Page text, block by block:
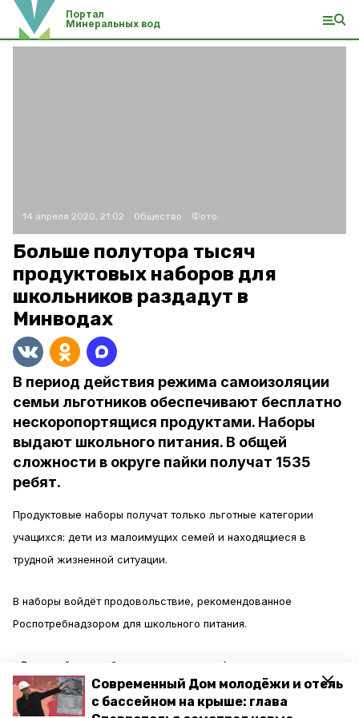
Современный Дом молодёжи и отель
с бассейном на крыше: глава
Портал
Минеральных вод
14 апреля 2020, 21:02 Общество Фото:
Больше полутора тысяч
продуктовых наборов для
школьников раздадут в
Минводах
В период действия режима самоизоляции
семьи льготников обеспечивают бесплатно
нескоропортящися продуктами. Наборы
выдают школьного питания. В общей
сложности в округе пайки получат 1535
ребят.
Продуктовые наборы получат только льготные категории
учащихся: дети из малоимущих семей и находящиеся в
трудной жизненной ситуации.
В наборы войдёт продовольствие, рекомендованное
Роспотребнадзором для школьного питания.
«В каждой школе будут составлены графики, по которым
учащимся данных категорий (родителям) будут выданы
наборы», — сообщили в администрации Минераловодского